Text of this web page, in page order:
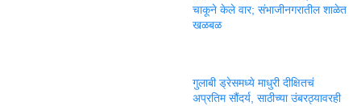
चाकूने केले वार; संभाजीनगरातील शाळेत
खळबळ
गुलाबी ड्रेसमध्ये माधुरी दीक्षितचं
अप्रतिम सौंदर्य, साठीच्या उंबरठ्यावरही